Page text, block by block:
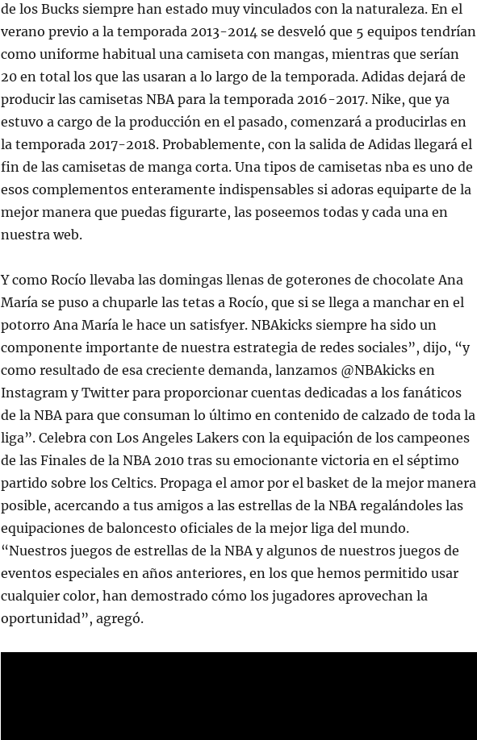
de los Bucks siempre han estado muy vinculados con la naturaleza. En el
verano previo a la temporada 2013-2014 se desveló que 5 equipos tendrían
como uniforme habitual una camiseta con mangas, mientras que serían
20 en total los que las usaran a lo largo de la temporada. Adidas dejará de
producir las camisetas NBA para la temporada 2016-2017. Nike, que ya
estuvo a cargo de la producción en el pasado, comenzará a producirlas en
la temporada 2017-2018. Probablemente, con la salida de Adidas llegará el
fin de las camisetas de manga corta. Una tipos de camisetas nba es uno de
esos complementos enteramente indispensables si adoras equiparte de la
mejor manera que puedas figurarte, las poseemos todas y cada una en
nuestra web.
Y como Rocío llevaba las domingas llenas de goterones de chocolate Ana
María se puso a chuparle las tetas a Rocío, que si se llega a manchar en el
potorro Ana María le hace un satisfyer. NBAkicks siempre ha sido un
componente importante de nuestra estrategia de redes sociales”, dijo, “y
como resultado de esa creciente demanda, lanzamos @NBAkicks en
Instagram y Twitter para proporcionar cuentas dedicadas a los fanáticos
de la NBA para que consuman lo último en contenido de calzado de toda la
liga”. Celebra con Los Angeles Lakers con la equipación de los campeones
de las Finales de la NBA 2010 tras su emocionante victoria en el séptimo
partido sobre los Celtics. Propaga el amor por el basket de la mejor manera
posible, acercando a tus amigos a las estrellas de la NBA regalándoles las
equipaciones de baloncesto oficiales de la mejor liga del mundo.
“Nuestros juegos de estrellas de la NBA y algunos de nuestros juegos de
eventos especiales en años anteriores, en los que hemos permitido usar
cualquier color, han demostrado cómo los jugadores aprovechan la
oportunidad”, agregó.